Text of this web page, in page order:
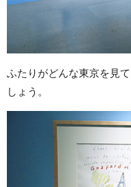
ふたりがどんな東京を見
しょう。